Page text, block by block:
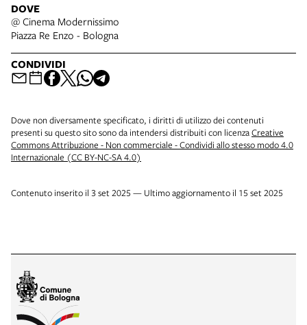
DOVE
@ Cinema Modernissimo
Piazza Re Enzo - Bologna
CONDIVIDI
Dove non diversamente specificato, i diritti di utilizzo dei contenuti
presenti su questo sito sono da intendersi distribuiti con licenzaCreative
Commons Attribuzione - Non commerciale - Condividi allo stesso modo 4.0
Internazionale (CC BY-NC-SA 4.0)
Contenuto inserito il 3 set 2025 — Ultimo aggiornamento il 15 set 2025